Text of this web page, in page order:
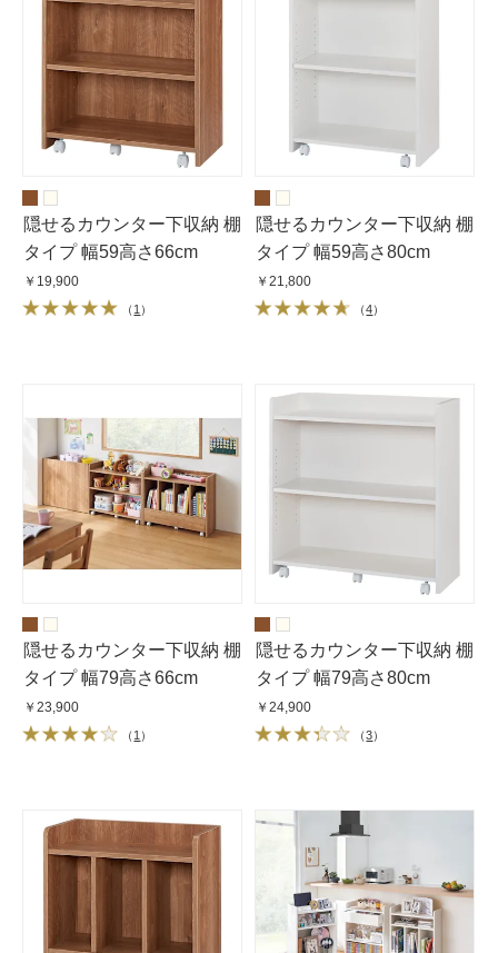
隠せるカウンター下収納 棚
タイプ 幅59高さ66cm
￥19,900
（ 1 ）
隠せるカウンター下収納 棚
タイプ 幅59高さ80cm
￥21,800
（4）
隠せるカウンター下収納 棚
タイプ 幅79高さ66cm
￥23,900
（ 1 ）
隠せるカウンター下収納 棚
タイプ 幅79高さ80cm
￥24,900
（3）